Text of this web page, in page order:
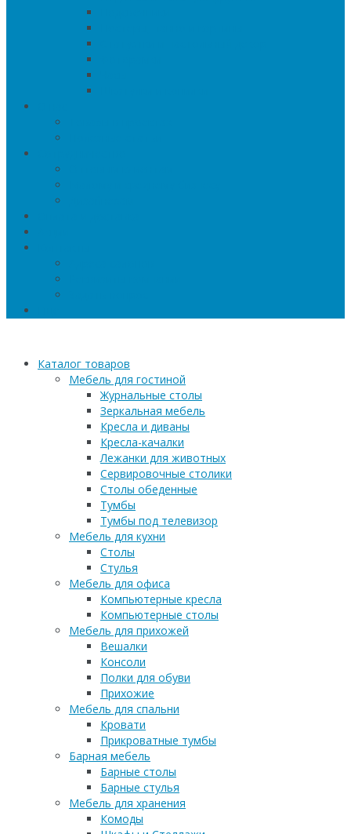
Каталог товаров
Мебель для гостиной
Журнальные столы
Зеркальная мебель
Кресла и диваны
Кресла-качалки
Лежанки для животных
Сервировочные столики
Столы обеденные
Тумбы
Тумбы под телевизор
Мебель для кухни
Столы
Стулья
Мебель для офиса
Компьютерные кресла
Компьютерные столы
Мебель для прихожей
Вешалки
Консоли
Полки для обуви
Прихожие
Мебель для спальни
Кровати
Прикроватные тумбы
Барная мебель
Барные столы
Барные стулья
Мебель для хранения
Комоды